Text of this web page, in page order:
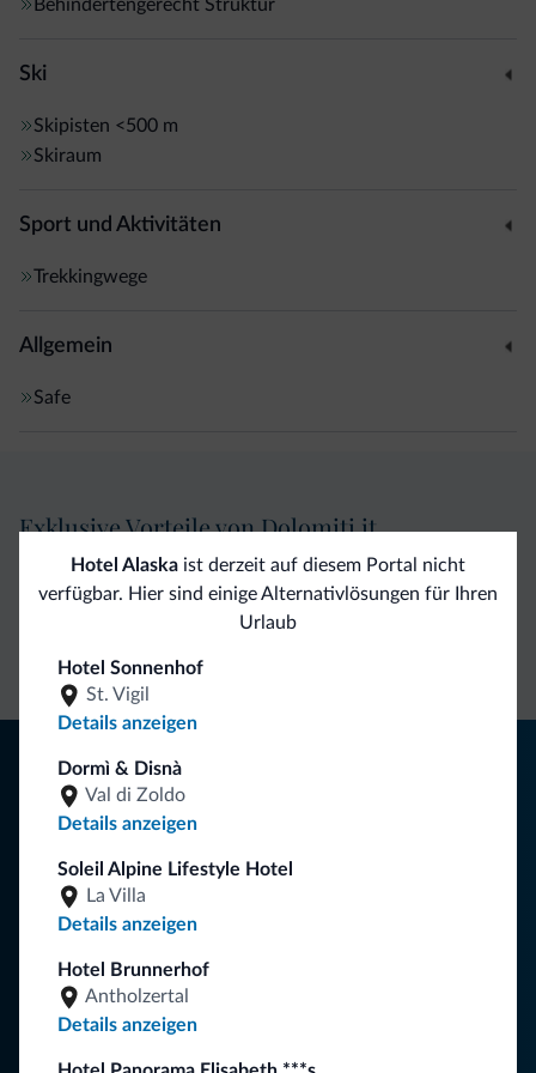
Behindertengerecht Struktur
Ski
Skipisten <500 m
Skiraum
Sport und Aktivitäten
Trekkingwege
Allgemein
Safe
Hotel Alaska ist derzeit auf diesem Portal nicht
verfügbar. Hier sind einige Alternativlösungen für Ihren
Urlaub
Hotel Sonnenhof
St. Vigil
Details anzeigen
Dormì & Disnà
Val di Zoldo
Details anzeigen
Soleil Alpine Lifestyle Hotel
La Villa
Details anzeigen
Hotel Brunnerhof
Antholzertal
Details anzeigen
Exklusive Vorteile von Dolomiti.it
Direkter
Vorteilhafte
Folgen Sie Dolomiti.it auf
Tipps aus den Dolomiten
Sie erhalten Informationen, exklusive Angebote und
Neuigkeiten für Ihren Urlaub in den Dolomiten.
NEWSLETTER ABONNIEREN